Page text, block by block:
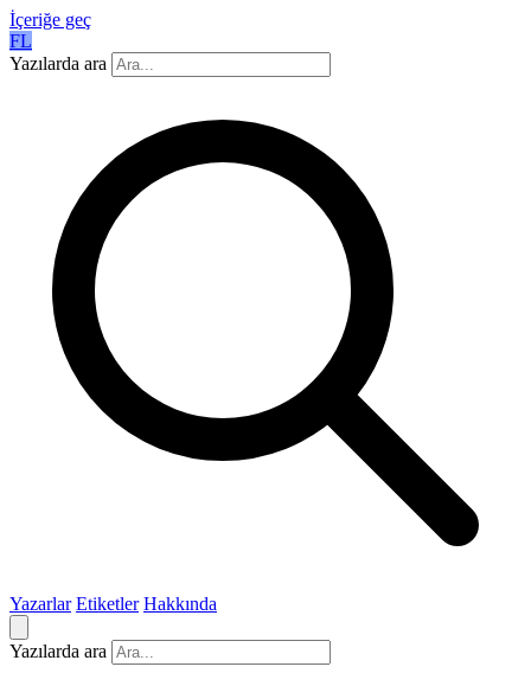
İçeriğe geç
FL
Yazılarda ara
Yazarlar Etiketler Hakkında
Yazılarda ara